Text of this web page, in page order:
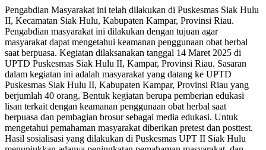
Pengabdian Masyarakat ini telah dilakukan di Puskesmas Siak Hulu
II, Kecamatan Siak Hulu, Kabupaten Kampar, Provinsi Riau.
Pengabdian masyarakat ini dilakukan dengan tujuan agar
masyarakat dapat mengetahui keamanan penggunaan obat herbal
saat berpuasa. Kegiatan dilaksanakan tanggal 14 Maret 2025 di
UPTD Puskesmas Siak Hulu II, Kampar, Provinsi Riau. Sasaran
dalam kegiatan ini adalah masyarakat yang datang ke UPTD
Puskesmas Siak Hulu II, Kabupaten Kampar, Provinsi Riau yang
berjumlah 40 orang. Bentuk kegiatan berupa pemberian edukasi
lisan terkait dengan keamanan penggunaan obat herbal saat
berpuasa dan pembagian brosur sebagai media edukasi. Untuk
mengetahui pemahaman masyarakat diberikan pretest dan posttest.
Hasil sosialisasi yang dilakukan di Puskesmas UPT II Siak Hulu